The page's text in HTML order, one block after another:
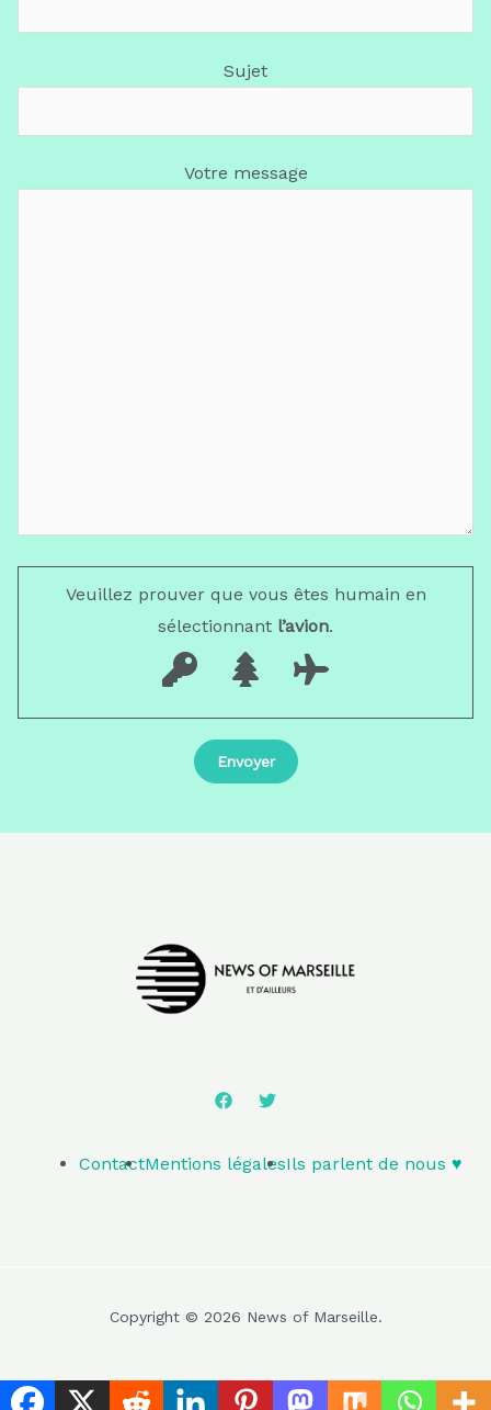
Sujet
Votre message
Veuillez prouver que vous êtes humain en
sélectionnant l’avion.
ContactMentions légalesIls parlent de nous ♥️
Copyright © 2026 News of Marseille.